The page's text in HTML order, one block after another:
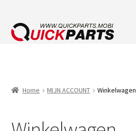
Home MIJN ACCOUNT Winkelwagen